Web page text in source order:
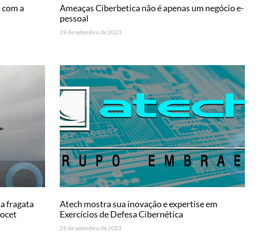
a
Ameaças Ciberbetica não é apenas um negócio e-
pessoal
29 de setembro de 2023
fragata
Atech mostra sua inovação e expertise em
Exercícios de Defesa Cibernética
29 de setembro de 2023